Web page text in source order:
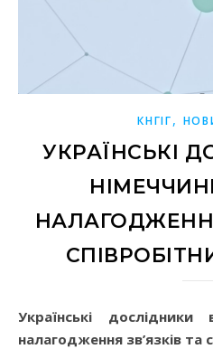
КНГІГ,
УКРАЇНСЬКІ
Українські дослідники в Німеччині: захід з
налагодження зв’язків та